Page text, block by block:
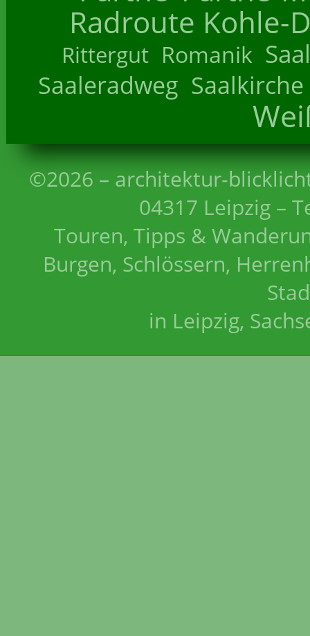
Radroute Kohle-
Rittergut Romanik
Saaleradweg Saalkirche
©2026 – architektur-
04317 Leipzig –
Touren, Tipps &
Burgen, Schlössern,
in Leipzig,